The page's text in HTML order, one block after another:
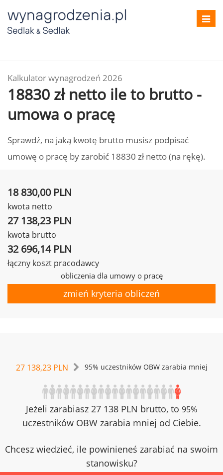
Kalkulator wynagrodzeń 2026
18830 zł netto ile to brutto -
umowa o pracę
Sprawdź, na jaką kwotę brutto musisz podpisać
umowę o pracę by zarobić 18830 zł netto (na rękę).
18 830,00 PLN
kwota netto
27 138,23 PLN
kwota brutto
32 696,14 PLN
łączny koszt pracodawcy
obliczenia dla umowy o pracę
zmień kryteria obliczeń
27 138,23 PLN 95% uczestników OBW zarabia mniej
Jeżeli zarabiasz 27 138 PLN brutto, to 95%
uczestników OBW zarabia mniej od Ciebie.
Chcesz wiedzieć, ile powinieneś zarabiać na swoim
stanowisku?